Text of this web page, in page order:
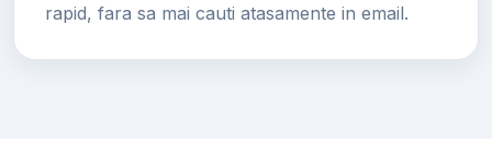
rapid, fara sa mai cauti atasamente in email.